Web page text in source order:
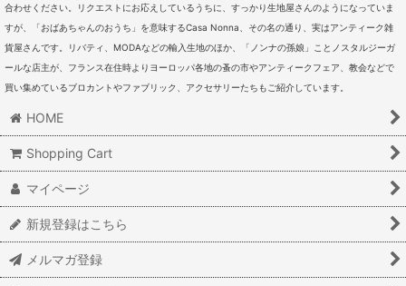
合わせください。リクエストにお応えしているうちに、すっかり生地屋さんのようになっていま
すが、「おばあちゃんのおうち」を意味するCasa Nonna、その名の通り、実はアンティーク雑
貨屋さんです。リバティ、MODAなどの輸入生地のほか、「ノンナの孫娘」ことノスタルジーガ
ールな店主が、フランス在住時よりヨーロッパ各地の蚤の市やアンティークフェア、教会などで
買い集めているブロカントやファブリック、アクセサリーたちもご紹介しています。
HOME
Shopping Cart
マイページ
新規登録はこちら
メルマガ登録